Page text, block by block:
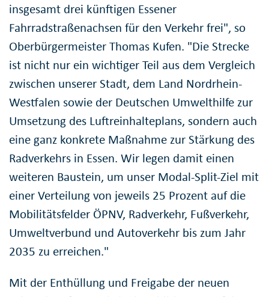
insgesamt drei künftigen Essener
Fahrradstraßenachsen für den Verkehr frei", so
Oberbürgermeister Thomas Kufen. "Die Strecke
ist nicht nur ein wichtiger Teil aus dem Vergleich
zwischen unserer Stadt, dem Land Nordrhein-
Westfalen sowie der Deutschen Umwelthilfe zur
Umsetzung des Luftreinhalteplans, sondern auch
eine ganz konkrete Maßnahme zur Stärkung des
Radverkehrs in Essen. Wir legen damit einen
weiteren Baustein, um unser Modal-Split-Ziel mit
einer Verteilung von jeweils 25 Prozent auf die
Mobilitätsfelder ÖPNV, Radverkehr, Fußverkehr,
Umweltverbund und Autoverkehr bis zum Jahr
2035 zu erreichen."
Mit der Enthüllung und Freigabe der neuen